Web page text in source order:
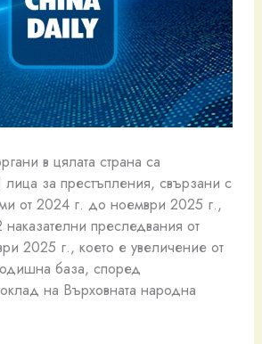
в цялата страна са
лица за престъпления, свързани с
от 2024 г. до ноември 2025 г.,
преследвания от
2025 г., което е увеличение от
база, според
на Върховната народна